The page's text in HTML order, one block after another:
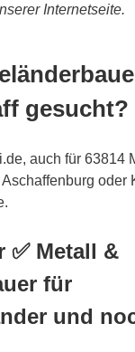
Internetseite.
gesucht?
auch für 63814
oder
✅ Metall &
für
und